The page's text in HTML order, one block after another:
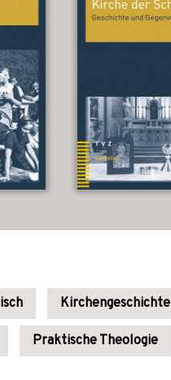
Kirchengeschichte
Praktische Theologie